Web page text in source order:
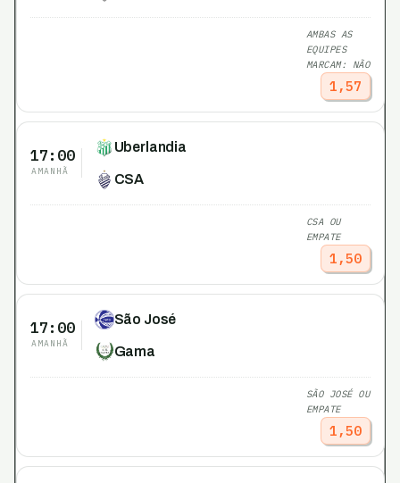
AMBAS AS
EQUIPES
MARCAM: NÃO
1,57
17:00
AMANHÃ
Uberlandia
CSA
CSA OU
EMPATE
1,50
17:00
AMANHÃ
São José
Gama
SÃO JOSÉ OU
EMPATE
1,50